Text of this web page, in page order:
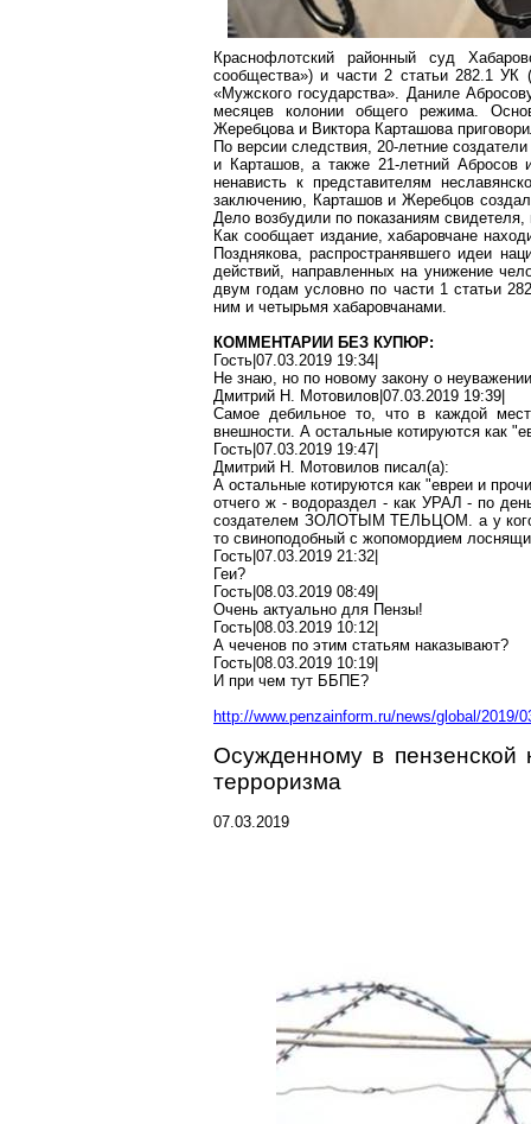
Краснофлотский районный суд
сообщества») и части 2 статьи 282.1 УК
«Мужского государства». Даниле
месяцев колонии общего режима.
Жеребцоваи Виктора Карташова
По версии следствия, 20-летние
и Карташов, а также 21-летний Абросови
ненависть к представителям
заключению, Карташов и Жеребцов
Дело возбудили по показаниям
Как сообщает издание,хабаровчане
Позднякова, распространявшего идеи
действий, направленных на унижение
двум годам условно по части 1 статьи
ним и четырьмя хабаровчанами.
КОММЕНТАРИИ БЕЗ КУПЮР:
Гость|07.03.2019 19:34|
Не знаю, но по новому закону о
Дмитрий Н. Мотовилов|07.03.2019 19:39|
Самое дебильноето, что в каждой
внешности. А остальные котируются как
Гость|07.03.2019 19:47|
Дмитрий Н. Мотовилов писал(a):
А остальные котируются как "евреи и
отчего ж - водораздел - как УРАЛ - по
создателем ЗОЛОТЫМ ТЕЛЬЦОМ . ау
то свиноподобный с жопомордием
Гость|07.03.2019 21:32|
Геи?
Гость|08.03.2019 08:49|
Очень актуально для Пензы!
Гость|08.03.2019 10:12|
А чеченов по этим статьям наказывают?
Гость|08.03.2019 10:19|
И при чем тут ББПЕ?
http://www.penzainform.ru/news/global/
Осужденному в
терроризма
07.03.2019